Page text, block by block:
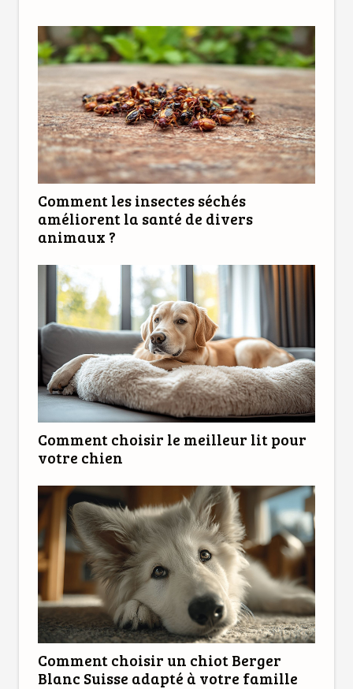
Comment les insectes séchés
améliorent la santé de divers
animaux ?
Comment choisir le meilleur lit pour
votre chien
Comment choisir un chiot Berger
Blanc Suisse adapté à votre famille